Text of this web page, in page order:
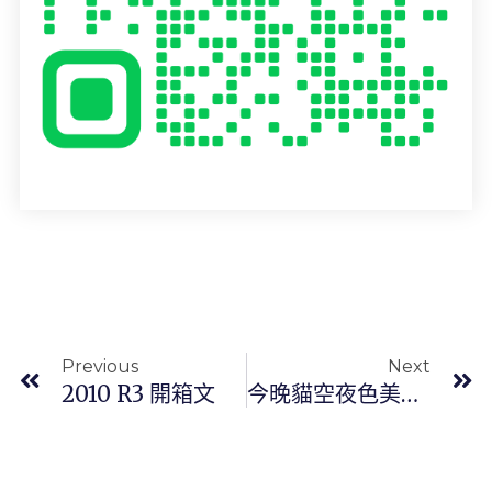
Previous
2010 R3 開箱文
Next
今晚貓空夜色美，天氣涼